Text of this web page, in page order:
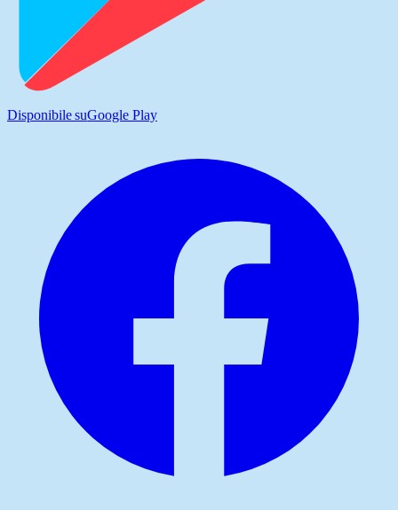
Disponibile suGoogle Play